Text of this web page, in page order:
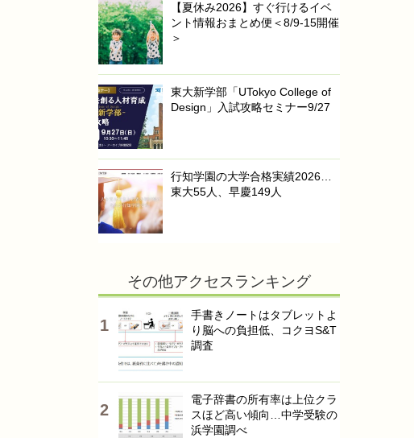
【夏休み2026】すぐ行けるイベ
ント情報おまとめ便＜8/9-15開催
＞
東大新学部「UTokyo College of
Design」入試攻略セミナー9/27
行知学園の大学合格実績2026…
東大55人、早慶149人
その他アクセスランキング
手書きノートはタブレットよ
り脳への負担低、コクヨS&T
調査
電子辞書の所有率は上位クラ
スほど高い傾向…中学受験の
浜学園調べ